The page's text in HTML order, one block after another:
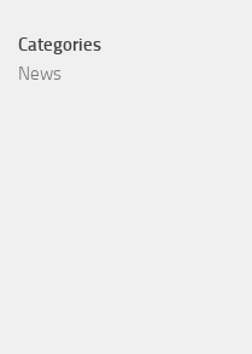
Categories
News